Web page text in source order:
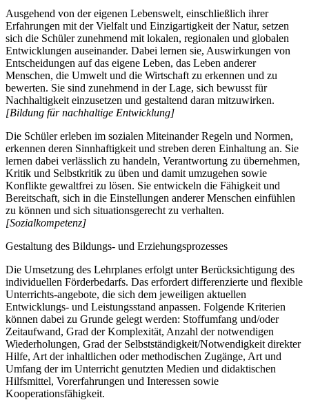
Ausgehend von der eigenen Lebenswelt, einschließlich ihrer
Erfahrungen mit der Vielfalt und Einzigartigkeit der Natur, setzen
sich die Schüler zunehmend mit lokalen, regionalen und globalen
Entwicklungen auseinander. Dabei lernen sie, Auswirkungen von
Entscheidungen auf das eigene Leben, das Leben anderer
Menschen, die Umwelt und die Wirtschaft zu erkennen und zu
bewerten. Sie sind zunehmend in der Lage, sich bewusst für
Nachhaltigkeit einzusetzen und gestaltend daran mitzuwirken.
[Bildung für nachhaltige Entwicklung]
Die Schüler erleben im sozialen Miteinander Regeln und Normen,
erkennen deren Sinnhaftigkeit und streben deren Einhaltung an. Sie
lernen dabei verlässlich zu handeln, Verantwortung zu übernehmen,
Kritik und Selbstkritik zu üben und damit umzugehen sowie
Konflikte gewaltfrei zu lösen. Sie entwickeln die Fähigkeit und
Bereitschaft, sich in die Einstellungen anderer Menschen einfühlen
zu können und sich situationsgerecht zu verhalten.
[Sozialkompetenz]
Gestaltung des Bildungs- und Erziehungsprozesses
Die Umsetzung des Lehrplanes erfolgt unter Berücksichtigung des
individuellen Förderbedarfs. Das erfordert differenzierte und flexible
Unterrichts-angebote, die sich dem jeweiligen aktuellen
Entwicklungs- und Leistungsstand anpassen. Folgende Kriterien
können dabei zu Grunde gelegt werden: Stoffumfang und/oder
Zeitaufwand, Grad der Komplexität, Anzahl der notwendigen
Wiederholungen, Grad der Selbstständigkeit/Notwendigkeit direkter
Hilfe, Art der inhaltlichen oder methodischen Zugänge, Art und
Umfang der im Unterricht genutzten Medien und didaktischen
Hilfsmittel, Vorerfahrungen und Interessen sowie
Kooperationsfähigkeit.